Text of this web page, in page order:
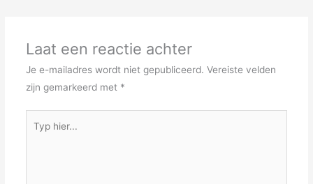
Laat een reactie achter
Je e-mailadres wordt niet gepubliceerd. Vereiste velden
zijn gemarkeerd met *
hier...